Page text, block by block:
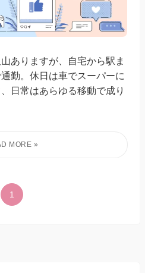
ありますが、自宅から駅ま
勤。休日は車でスーパーに
日常はあらゆる移動で成り
1